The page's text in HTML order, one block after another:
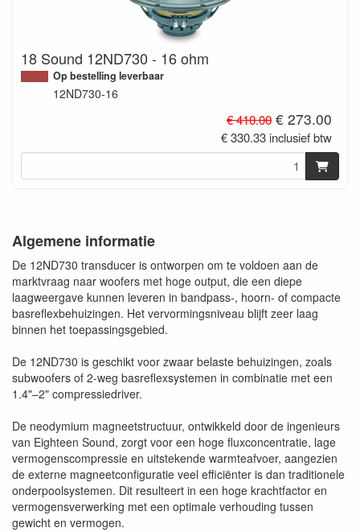
18 Sound 12ND730 - 16 ohm
Op bestelling leverbaar
12ND730-16
€ 410.00€ 273.00
€ 330.33 inclusief btw
Algemene informatie
De 12ND730 transducer is ontworpen om te voldoen aan de
marktvraag naar woofers met hoge output, die een diepe
laagweergave kunnen leveren in bandpass-, hoorn- of compacte
basreflexbehuizingen. Het vervormingsniveau blijft zeer laag
binnen het toepassingsgebied.
De 12ND730 is geschikt voor zwaar belaste behuizingen, zoals
subwoofers of 2-weg basreflexsystemen in combinatie met een
1.4"–2" compressiedriver.
De neodymium magneetstructuur, ontwikkeld door de ingenieurs
van Eighteen Sound, zorgt voor een hoge fluxconcentratie, lage
vermogenscompressie en uitstekende warmteafvoer, aangezien
de externe magneetconfiguratie veel efficiënter is dan traditionele
onderpoolsystemen. Dit resulteert in een hoge krachtfactor en
vermogensverwerking met een optimale verhouding tussen
gewicht en vermogen.